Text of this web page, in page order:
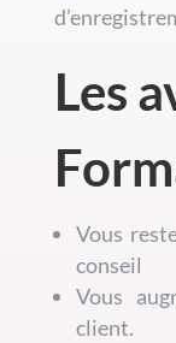
Les
Vous
conseil
Vous
client.